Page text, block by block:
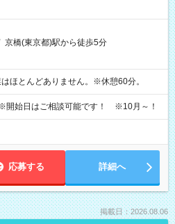
京橋(東京都)駅から徒歩5分
とんどありません。※休憩60分。
始日はご相談可能です！ ※10月～！
応募する 詳細へ
掲載日：2026.08.06